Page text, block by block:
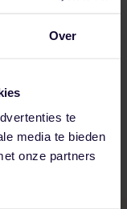
Over
te
media te bieden
onze partners
2 weken of